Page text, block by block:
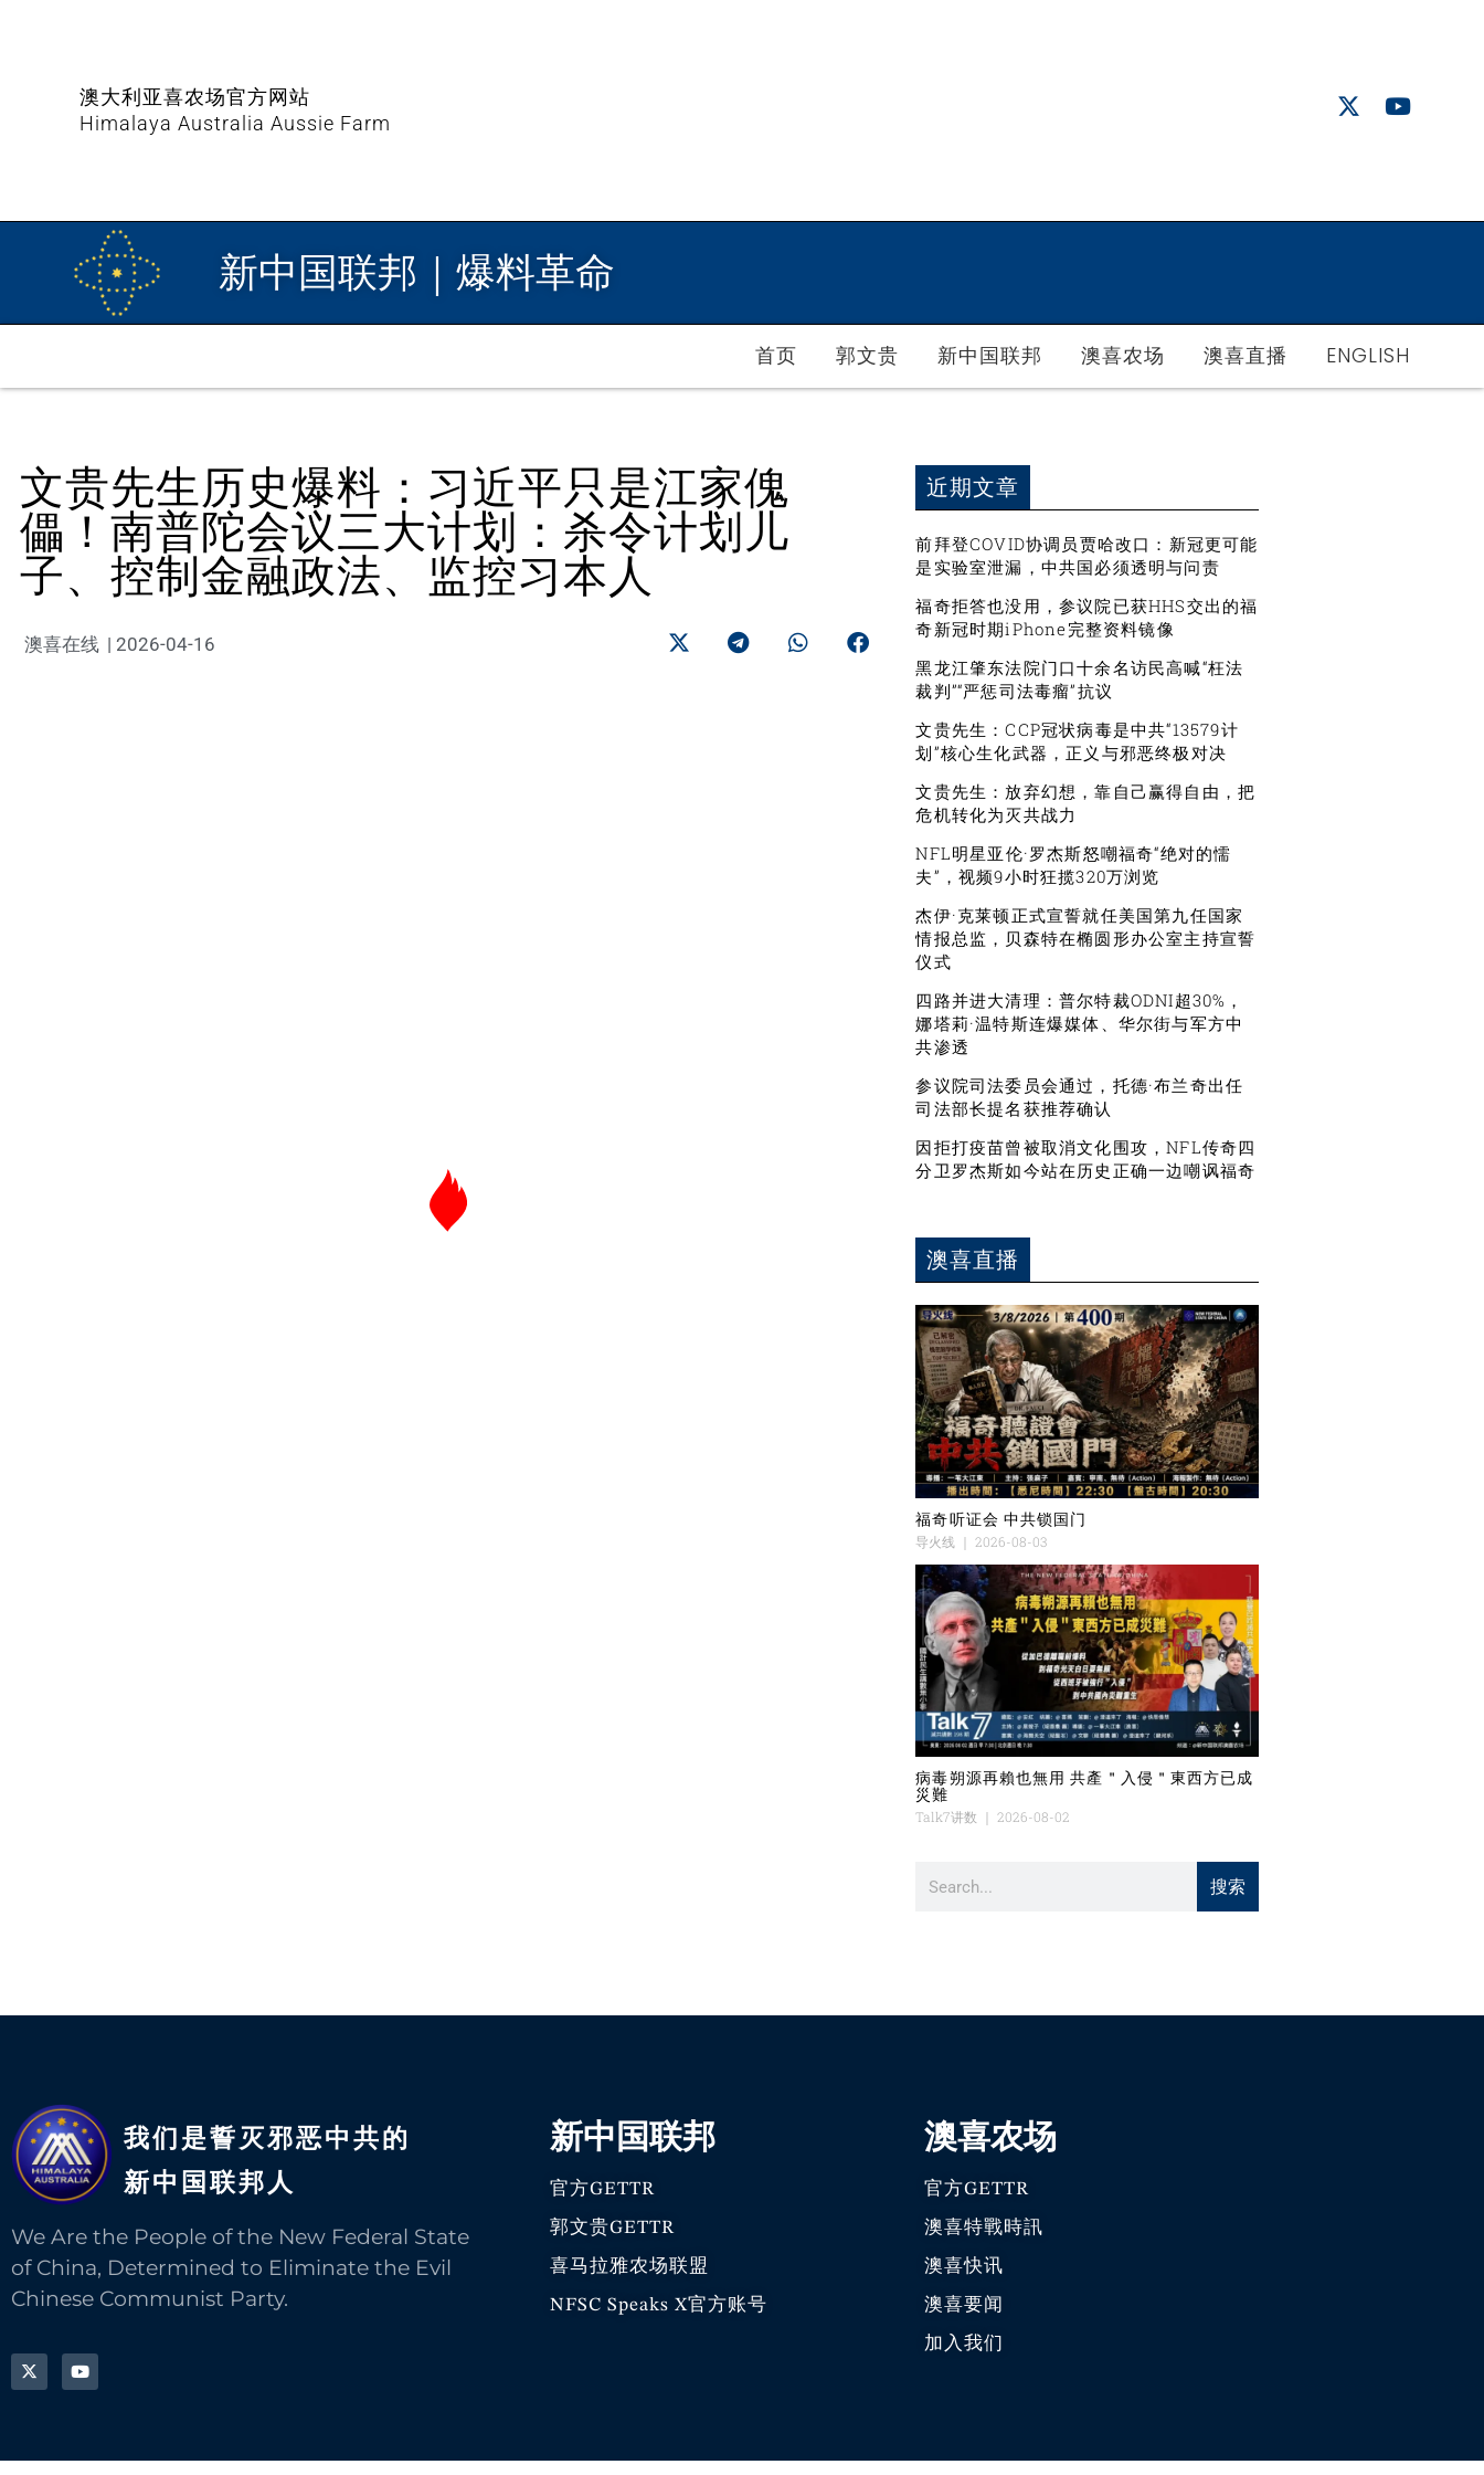
澳大利亚喜农场官方网站
Himalaya Australia Aussie Farm
新中国联邦｜爆料革命
首页 郭文贵 新中国联邦 澳喜农场 澳喜直播 ENGLISH
文贵先生历史爆料：习近平只是江家傀
儡！南普陀会议三大计划：杀令计划儿
子、控制金融政法、监控习本人
澳喜在线 | 2026-04-16
近期文章
前拜登COVID协调员贾哈改口：新冠更可能
是实验室泄漏，中共国必须透明与问责
福奇拒答也没用，参议院已获HHS交出的福
奇新冠时期iPhone完整资料镜像
黑龙江肇东法院门口十余名访民高喊“枉法
裁判”“严惩司法毒瘤”抗议
文贵先生：CCP冠状病毒是中共“13579计
划”核心生化武器，正义与邪恶终极对决
文贵先生：放弃幻想，靠自己赢得自由，把
危机转化为灭共战力
NFL明星亚伦·罗杰斯怒嘲福奇“绝对的懦
夫”，视频9小时狂揽320万浏览
杰伊·克莱顿正式宣誓就任美国第九任国家
情报总监，贝森特在椭圆形办公室主持宣誓
仪式
四路并进大清理：普尔特裁ODNI超30%，
娜塔莉·温特斯连爆媒体、华尔街与军方中
共渗透
参议院司法委员会通过，托德·布兰奇出任
司法部长提名获推荐确认
因拒打疫苗曾被取消文化围攻，NFL传奇四
分卫罗杰斯如今站在历史正确一边嘲讽福奇
澳喜直播
福奇听证会 中共锁国门
导火线
2026-08-03
病毒朔源再賴也無用 共產＂入侵＂東西方已成
災難
Talk7讲数
2026-08-02
搜索
我们是誓灭邪恶中共的
新中国联邦人​
We Are the People of the New Federal State
of China, Determined to Eliminate the Evil
Chinese Communist Party.
新中国联邦
官方GETTR
郭文贵GETTR
喜马拉雅农场联盟
NFSC Speaks X官方账号
澳喜农场
官方GETTR
澳喜特戰時訊
澳喜快讯
澳喜要闻
加入我们